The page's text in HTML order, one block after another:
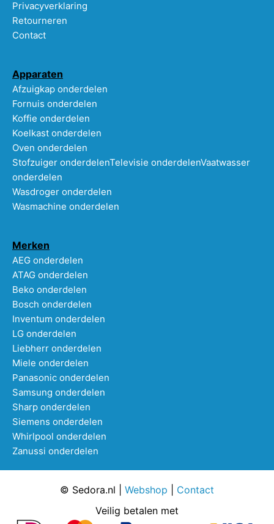
Privacyverklaring
Retourneren
Contact
Apparaten
Afzuigkap onderdelen
Fornuis onderdelen
Koffie onderdelen
Koelkast onderdelen
Oven onderdelen
Stofzuiger onderdelenTelevisie onderdelenVaatwasser
onderdelen
Wasdroger onderdelen
Wasmachine onderdelen
Merken
AEG onderdelen
ATAG onderdelen
Beko onderdelen
Bosch onderdelen
Inventum onderdelen
LG onderdelen
Liebherr onderdelen
Miele onderdelen
Panasonic onderdelen
Samsung onderdelen
Sharp onderdelen
Siemens onderdelen
Whirlpool onderdelen
Zanussi onderdelen
© Sedora.nl | Webshop
Contact
Veilig betalen met